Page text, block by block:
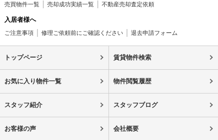
売買物件一覧 売却成功実績一覧 不動産売却査定依頼
入居者様へ
ご注意事項 修理ご依頼前にご確認ください 退去申請フォーム
トップページ 賃貸物件検索
お気に入り物件一覧 物件閲覧履歴
スタッフ紹介 スタッフブログ
お客様の声 会社概要